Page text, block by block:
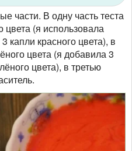
части. В одну часть теста
цвета (я использовала
капли красного цвета), в
цвета (я добавила 3
цвета), в третью